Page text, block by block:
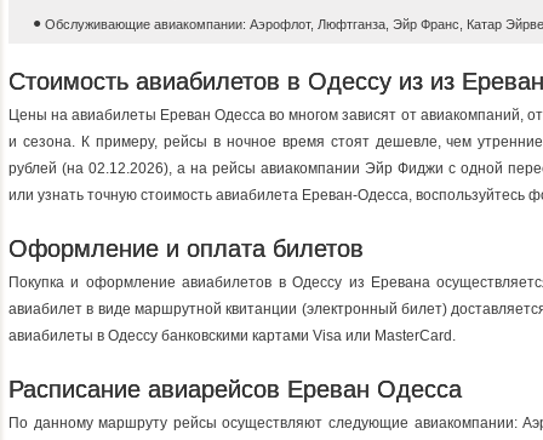
Обслуживающие авиакомпании: Аэрофлот, Люфтганза, Эйр Франс, Катар
Стоимость авиабилетов в Одессу из из
Цены на авиабилеты Ереван Одесса во многом зависят от авиакомпаний,
и сезона. К примеру, рейсы в ночное время стоят дешевле, чем
рублей (на 02.12.2026), a на рейсы авиакомпании Эйр Фиджи с одной
или узнать точную стоимость авиабилета Ереван-Одесса, воспользуйтесь
Оформление и оплата билетов
Покупка и оформление авиабилетов в Одессу из Еревана
авиабилет в виде маршрутной квитанции (электронный билет)
авиабилеты в Одессу банковскими картами Visa или MasterCard.
Расписание авиарейсов Ереван Одесса
По данному маршруту рейсы осуществляют следующие авиакомпании: